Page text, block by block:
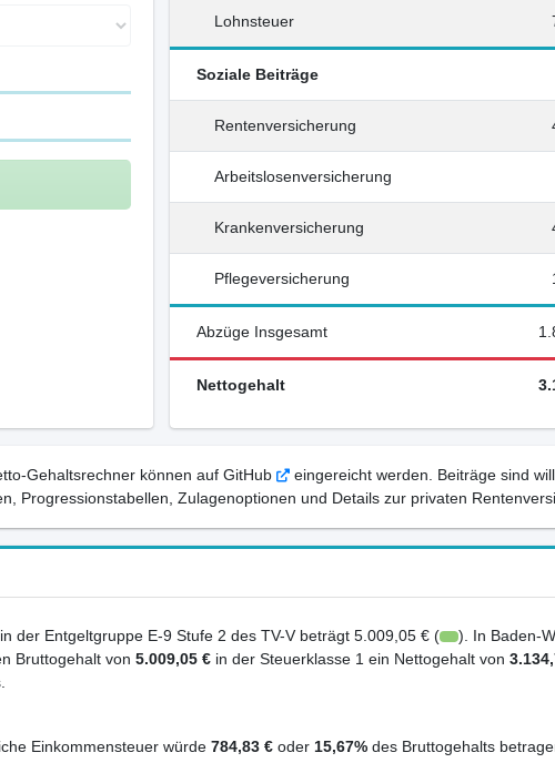
Lohnsteuer
Soziale Beiträge
Rentenversicherung
Arbeitslosenversicherung
Krankenversicherung
Pflegeversicherung
Abzüge Insgesamt
Nettogehalt
Gehaltsrechner können auf GitHub
eingereicht werden. Beiträge sind
Progressionstabellen, Zulagenoptionen und Details zur privaten
der Entgeltgruppe E-9 Stufe 2 des TV-V beträgt 5.009,05 € (
). In Baden-
Bruttogehalt von 5.009,05 €in der Steuerklasse 1 ein Nettogehalt von
Einkommensteuer würde 784,83 €oder 15,67%des Bruttogehalts